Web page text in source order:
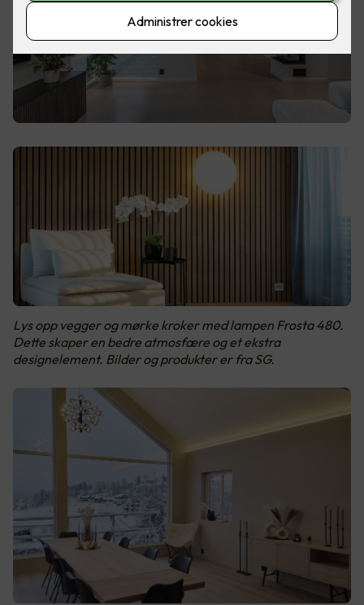
Lys opp vegger og mørke kroker med lampen Frosta 480.
Dette skaper en bedre atmosfære og et ekstra
designelement. Bilder og produkter er fra SG.